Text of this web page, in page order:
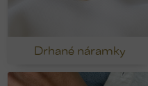
Drhané náramky